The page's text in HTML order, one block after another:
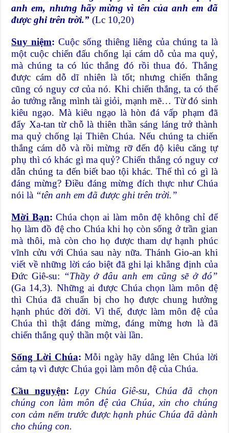
anh em, nhưng hãy mừng vì tên của anh em đã
được ghi trên trời.”(Lc 10,20)
Suy niệm: Cuộc sống thiêng liêng của chúng ta là
một cuộc chiến đấu chống lại cám dỗ của ma quỷ,
mà chúng ta có lúc thắng đó rồi thua đó. Thắng
được cám dỗ dĩ nhiên là tốt; nhưng chiến thắng
cũng có nguy cơ của nó. Khi chiến thắng, ta có thể
ảo tưởng rằng mình tài giỏi, mạnh mẽ… Từ đó sinh
kiêu ngạo. Mà kiêu ngạo là hòn đá vấp phạm đã
đẩy Xa-tan từ chỗ là thiên thần sáng láng trở thành
ma quỷ chống lại Thiên Chúa. Nếu chúng ta chiến
thắng cám dỗ và rồi mừng rỡ đến độ kiêu căng tự
phụ thì có khác gì ma quỷ? Chiến thắng có nguy cơ
dẫn chúng ta đến biết bao tội khác. Thế thì có gì là
đáng mừng? Điều đáng mừng đích thực như Chúa
nói là “tên anh em đã được ghi trên trời.”
Mời Bạn: Chúa chọn ai làm môn đệ không chỉ để
họ làm đồ đệ cho Chúa khi họ còn sống ở trần gian
mà thôi, mà còn cho họ được tham dự hạnh phúc
vĩnh cửu với Chúa sau này nữa. Thánh Gio-an khi
viết về những lời cáo biệt đã ghi lại khẳng định của
Đức Giê-su: “Thầy ở đâu anh em cũng sẽ ở đó”
(Ga 14,3). Những ai được Chúa chọn làm môn đệ
thì Chúa đã chuẩn bị cho họ được chung hưởng
hạnh phúc đời đời. Vì thế, được làm môn đệ của
Chúa thì thật đáng mừng, đáng mừng hơn là đã
chiến thắng quỷ thần một vài lần.
Sống Lời Chúa: Mỗi ngày hãy dâng lên Chúa lời
cảm tạ vì được Chúa gọi làm môn đệ của Chúa.
Cầu nguyện: Lạy Chúa Giê-su, Chúa đã chọn
chúng con làm môn đệ của Chúa, xin cho chúng
con cảm nếm trước được hạnh phúc Chúa đã dành
cho chúng con.